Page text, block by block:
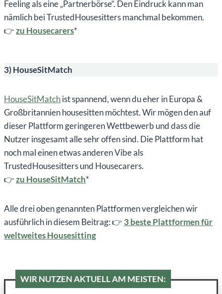
Feeling als eine „Partnerbörse“. Den Eindruck kann man
nämlich bei TrustedHousesitters manchmal bekommen.
👉zu Housecarers*
3) HouseSitMatch
HouseSitMatchist spannend, wenn du eher in Europa &
Großbritannien housesitten möchtest. Wir mögen den auf
dieser Plattform geringeren Wettbewerb und dass die
Nutzer insgesamt alle sehr offen sind. Die Plattform hat
noch mal einen etwas anderen Vibe als
TrustedHousesitters und Housecarers.
👉zu HouseSitMatch*
Alle drei oben genannten Plattformen vergleichen wir
ausführlich in diesem Beitrag: 👉 3 beste Plattformen für
weltweites Housesitting
WIR NUTZEN AKTUELL AM MEISTEN: